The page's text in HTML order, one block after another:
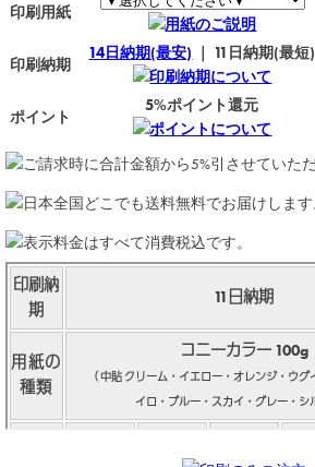
印刷用紙
用紙のご説明
印刷納期
14日納期(最安) ｜ 11日納期(最短)
印刷納期について
ポイント
5%ポイント還元
ポイントについて